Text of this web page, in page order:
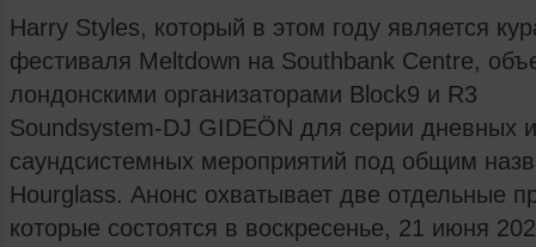
Harry Styles, который в этом году является
фестиваля Meltdown на Southbank Centre,
лондонскими организаторами Block9 и R3
Soundsystem‑DJ GIDEÖN для серии дневных
саундсистемных мероприятий под общим
Hourglass. Анонс охватывает две отдельные
которые состоятся в воскресенье, 21 июня